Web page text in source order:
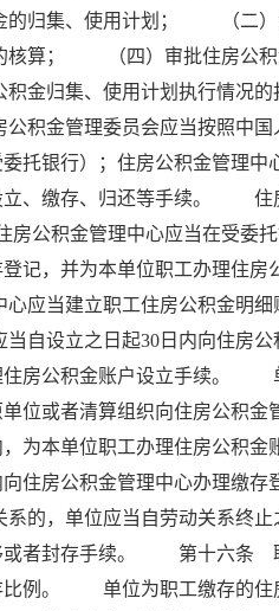
归集、使用计划； （二）负
核算； （四）审批住房公
金归集、使用计划执行情况
金管理委员会应当按照中国
托银行）；住房公积金管理
立、缴存、归还等手续。 住
积金管理中心应当在受委
记，并为本单位职工办理住
当建立职工住房公积金明细
立之日起30日内向住房公
住房公积金账户设立手续。
位或者清算组织向住房公积
，为本单位职工办理住房公
住房公积金管理中心办理缴
，单位应当自劳动关系终止
或者封存手续。 第十六条
比例。 单位为职工缴存的住